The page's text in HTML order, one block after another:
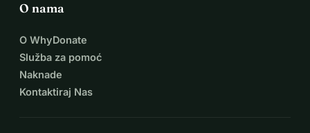
O nama
O WhyDonate
Služba za pomoć
Naknade
Kontaktiraj Nas